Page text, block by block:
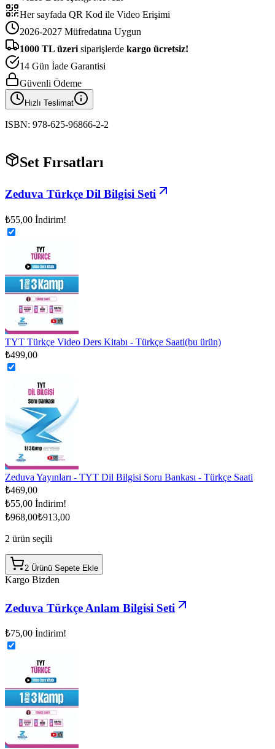
Her sayfada QR Kod ile Video Erişimi
2026-2027 Müfredatına Uygun
1000 TL üzerisiparişlerde kargo ücretsiz!
14 Gün İade Garantisi
Güvenli Ödeme
Hızlı Teslimat
ISBN: 978-625-96866-2-2
Set Fırsatları
Zeduva Türkçe Dil Bilgisi Seti
₺55,00 İndirim!
TYT Türkçe Video Ders Kitabı - Türkçe Saati(bu ürün)
₺499,00
Zeduva Yayınları - TYT Dil Bilgisi Soru Bankası - Türkçe Saati
₺469,00
₺55,00 İndirim!
₺968,00₺913,00
2 ürün seçili
2 Ürünü Sepete Ekle
Kargo Bizden
Zeduva Türkçe Anlam Bilgisi Seti
₺75,00 İndirim!